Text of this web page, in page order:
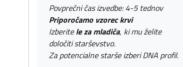
Povprečni čas izvedbe: 4-5 tednov
Priporočamo vzorec krvi
Izberitele za mladiča, ki mu želite
določiti starševstvo.
Za potencialne starše izberi DNA profil.